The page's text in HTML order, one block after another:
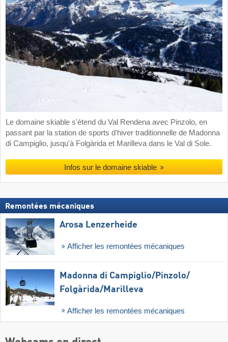
Le domaine skiable s'étend du Val Rendena avec Pinzolo, en
passant par la station de sports d'hiver traditionnelle de Madonna
di Campiglio, jusqu'à Folgàrida et Marilleva dans le Val di Sole.
Infos sur le domaine skiable
Remontées mécaniques
Arosa Lenzerheide
Afficher les remontées mécaniques
Madonna di Campiglio/​Pinzolo/​
Folgàrida/​Marilleva
Afficher les remontées mécaniques